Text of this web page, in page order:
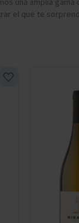
Pago del
el que te